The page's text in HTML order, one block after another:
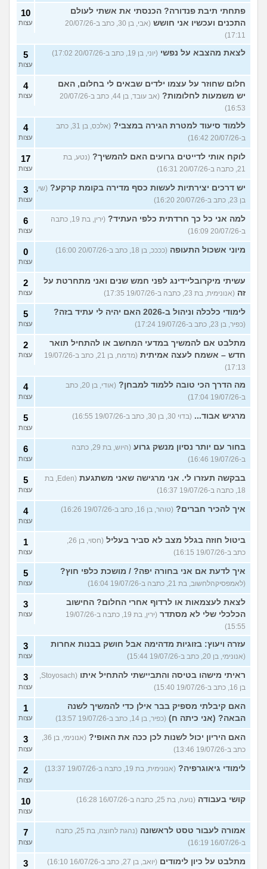
פתחתי תיבת פנדורה? הכנסתי את אשתי לעולם
התכנים ועכשיו אני חושש
(אבי, בן 30, כתב ב-20/07/26
17:11)
10
עצות
לצאת מהצבא על נפשי (יוני, בן 19, כתב ב-20/07/26 17:02) 5
עצות
חלום שחוזר על עצמו ילדים שבאים לי בחלום, האם
יש משמעות לחלומות?
(אב עובד, בן 44, כתב ב-20/07/26
16:53)
4
עצות
ללמוד סיעוד למטרת הגירה במצבי?
(אלכס, בן 31, כתב
ב-20/07/26 16:42)
4
עצות
לוקח אותי לדייטים גרועים האם להמשיך? (נטע, בת
21, כתבה ב-20/07/26 16:31)
17
עצות
יש דרכים יצירתיות לעשות כסף מדירה בקומת קרקע? (שי,
בן 23, כתב ב-20/07/26 16:20)
3
עצות
למה אני כל כך חרדתית כלפי העתיד?
(ירין, בת 19, כתבה
ב-20/07/26 16:09)
6
עצות
מיוני אשכול התעופה (ככככ, בן 18, כתב ב-20/07/26 16:00) 0
עצות
עשיתי מיקרובליידינג לפני חמש שנים ואני מתחרטת על
זה (אנונימית, בת 23, כתבה ב-19/07/26 17:35)
2
עצות
לימודי כלכלה וניהול ב-2026 האם יהיה לי עתיד בזה?
(כפיר, בן 23, כתב ב-19/07/26 17:24)
5
עצות
מתלבט אם להמשיך במדעי המחשב או להתחיל תואר
חדש – אשמח לעצה אמיתית
(מדמח, בן 21, כתב ב-19/07/26
17:13)
2
עצות
מה הדרך הכי טובה ללמוד למבחן?
(אודי, בן 20, כתב
ב-19/07/26 17:04)
4
עצות
מרגיש אבוד... (בדוי 30, בן 30, כתב ב-19/07/26 16:55) 5
עצות
בחור עם יותר נסיון מנשק גרוע
(היוש, בת 29, כתבה
ב-19/07/26 16:46)
6
עצות
בבקשה תעזרו לי. אני מרגישה שאני משתגעת
(Eden, בת
18, כתבה ב-19/07/26 16:37)
5
עצות
איך להכיר חברים? (טוהר, בן 16, כתב ב-19/07/26 16:26) 4
עצות
ביטול חוזה בגלל מצב לא סביר בעליל
(חסוי, בן 26,
כתב ב-19/07/26 16:15)
1
עצות
איך לדעת אם אני בחורה יפה? / מושכת כלפי חוץ?
(לאמפסיקהלחשוב, בת 21, כתבה ב-19/07/26 16:04)
5
עצות
לצאת לעצמאות או לרדוף אחרי החלום? החישוב
הכלכלי שלי לא מסתדר
(ירין, בת 19, כתבה ב-19/07/26
15:55)
3
עצות
עזרה ויעוץ: בזוגיות מדהימה אבל חושק בבנות אחרות
(אנונימי, בן 20, כתב ב-19/07/26 15:44)
3
עצות
ראיתי מישהו בטיסה והתביישתי להתחיל איתו
(Stoyosach,
בן 16, כתב ב-19/07/26 15:40)
3
עצות
האם קיבלתי מספיק בבר אילן כדי להמשיך לשנה
הבאה? (אני כיתה ח) (כפיר, בן 14, כתב ב-19/07/26 13:57)
1
עצות
האם היריון יכול לשנות לכן ככה את האופי?
(אנונימי, בן 36,
כתב ב-19/07/26 13:46)
3
עצות
לימודי גיאוגרפיה? (אנונימית, בת 19, כתבה ב-19/07/26 13:37) 2
עצות
קושי בעבודה (נועה, בת 25, כתבה ב-16/07/26 16:28) 10
עצות
אמורה לעבור טסט לראשונה
(נהגת לחוצה, בת 25, כתבה
ב-16/07/26 16:19)
7
עצות
מתלבט על כיון לימודים (יואב, בן 27, כתב ב-16/07/26 16:10) 3